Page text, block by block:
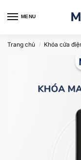
MENU
Trang chủ / Khóa cửa